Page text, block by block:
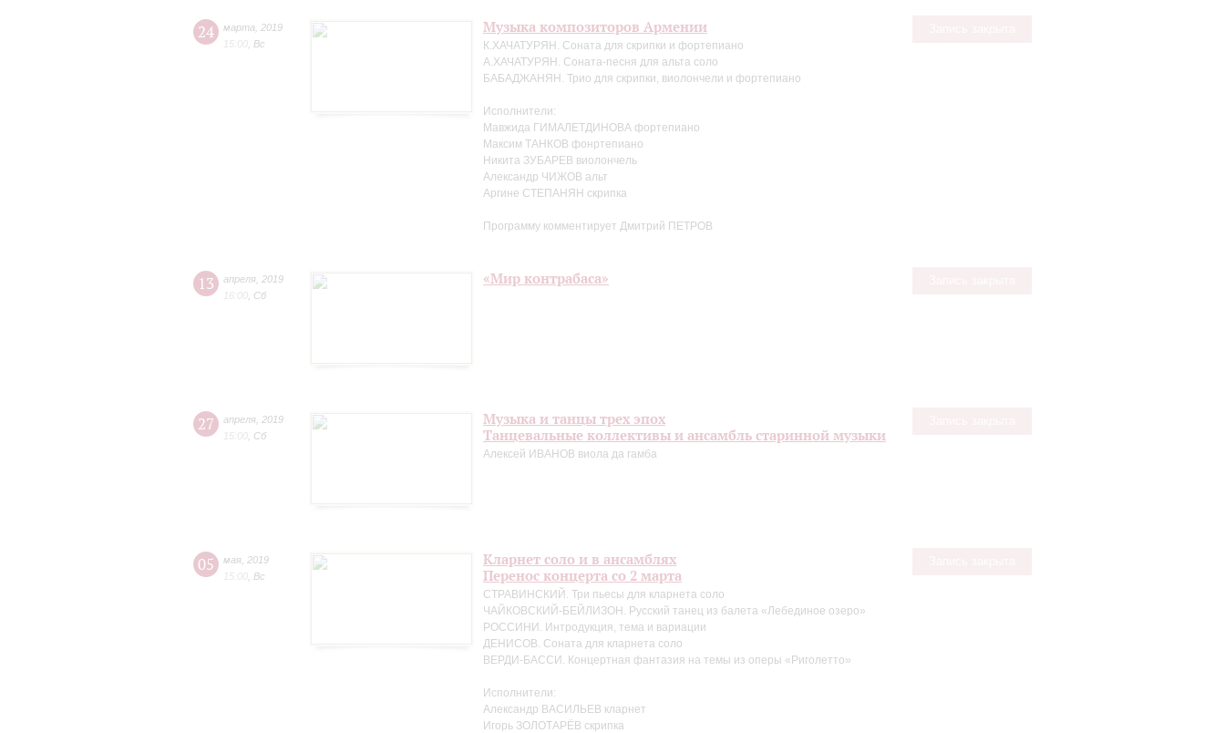
24 марта
2019
15:00 Вс
Музыка композиторов Армении
К.ХАЧАТУРЯН. Соната для скрипки и фортепиано
А.ХАЧАТУРЯН. Соната-песня для альта соло
БАБАДЖАНЯН. Трио для скрипки, виолончели и фортепиано
Исполнители:
Мавжида ГИМАЛЕТДИНОВА фортепиано
Максим ТАНКОВ фонртепиано
Никита ЗУБАРЕВ виолончель
Александр ЧИЖОВ альт
Аргине СТЕПАНЯН скрипка
Программу комментирует Дмитрий ПЕТРОВ
13 апреля 2019
16:00 Сб
«Мир контрабаса»
27 апреля 2019
15:00 Сб
Музыка и танцы трех эпох
Танцевальные коллективы и ансамбль старинной музыки
Алексей ИВАНОВ виола да гамба
05 мая 2019
15:00 Вс
Кларнет соло и в ансамблях
Перенос концерта со 2 марта
СТРАВИНСКИЙ. Три пьесы для кларнета соло
ЧАЙКОВСКИЙ-БЕЙЛИЗОН. Русский танец из балета «Лебединое озеро»
РОССИНИ. Интродукция, тема и вариации
ДЕНИСОВ. Соната для кларнета соло
ВЕРДИ-БАССИ. Концертная фантазия на темы из оперы «Риголетто»
Исполнители:
Александр ВАСИЛЬЕВ кларнет
Игорь ЗОЛОТАРЁВ скрипка